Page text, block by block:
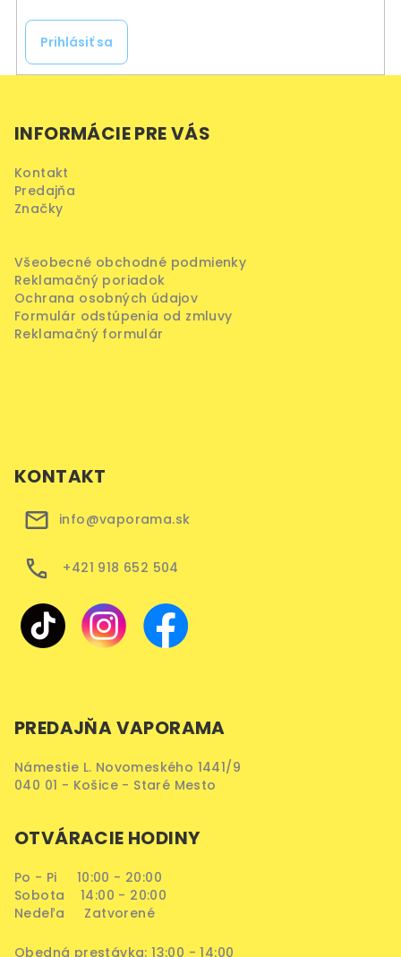
Prihlásiť sa
INFORMÁCIE PRE VÁS
Kontakt
Predajňa
Značky
Všeobecné obchodné podmienky
Reklamačný poriadok
Ochrana osobných údajov
Formulár odstúpenia od zmluvy
Reklamačný formulár
KONTAKT
info@vaporama.sk
+421 918 652 504
PREDAJŇA VAPORAMA
Námestie L. Novomeského 1441/9
040 01 - Košice - Staré Mesto
OTVÁRACIE HODINY
Po - Pi 10:00 - 20:00
Sobota 14:00 - 20:00
Nedeľa Zatvorené
Obedná prestávka: 13:00 - 14:00